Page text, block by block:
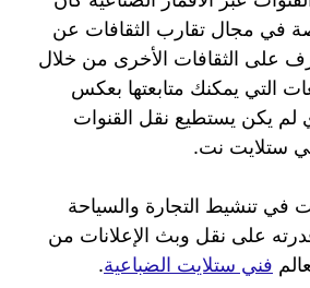
في مجال تقارب الثقافات عن
على الثقافات الأخرى من خلال
التي يمكنك متابعتها بعكس
لم يكن يستطيع نقل القنوات
ستلايت نت.
في تنشيط التجارة والسياحة
على نقل وبث الإعلانات من
فني ستلايت الضباعية.